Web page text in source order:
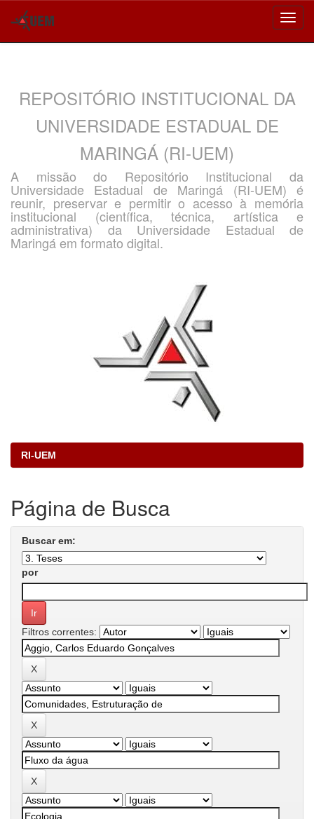
REPOSITÓRIO INSTITUCIONAL DA
UNIVERSIDADE ESTADUAL DE
MARINGÁ (RI-UEM)
A missão do Repositório Institucional da
Universidade Estadual de Maringá (RI-UEM) é
reunir, preservar e permitir o acesso à memória
institucional (científica, técnica, artística e
administrativa) da Universidade Estadual de
Maringá em formato digital.
RI-UEM
Página de Busca
Buscar em:
por
Filtros correntes: